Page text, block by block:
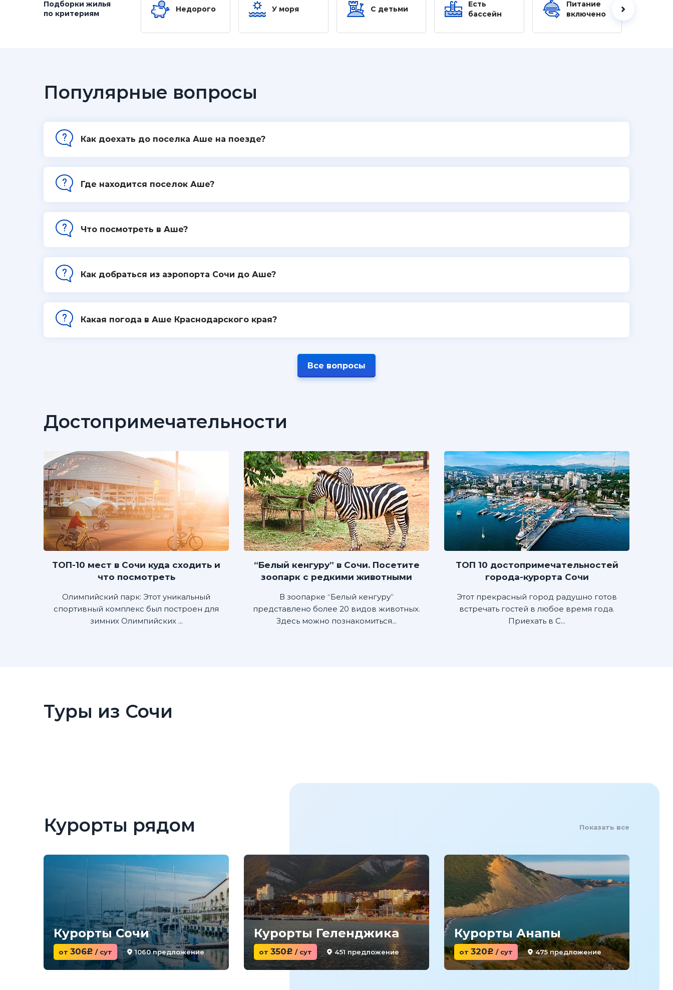
Подборки жилья
по критериям
Недорого У моря С детьми
Есть
бассейн
Питание
включено
Популярные вопросы
Как доехать до поселка Аше на поезде?
Где находится поселок Аше?
Что посмотреть в Аше?
Как добраться из аэропорта Сочи до Аше?
Какая погода в Аше Краснодарского края?
Все вопросы
Достопримечательности
ТОП-10 мест в Сочи куда сходить и
что посмотреть
Олимпийский парк: Этот уникальный
спортивный комплекс был построен для
зимних Олимпийских ...
“Белый кенгуру” в Сочи. Посетите
зоопарк с редкими животными
В зоопарке “Белый кенгуру”
представлено более 20 видов животных.
Здесь можно познакомиться...
ТОП 10 достопримечательностей
города-курорта Сочи
Этот прекрасный город радушно готов
встречать гостей в любое время года.
Приехать в С...
Туры из Сочи
Курорты рядом
Курорты Сочи
от 306c / сут 1060 предложение
Курорты Геленджика
от 350c / сут 451 предложение
Курорты Анапы
от 320c / сут 475 предложение
Показать все